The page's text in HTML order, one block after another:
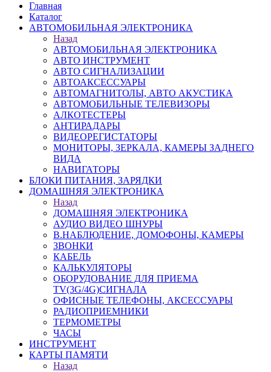
Главная
Каталог
АВТОМОБИЛЬНАЯ ЭЛЕКТРОНИКА
Назад
АВТОМОБИЛЬНАЯ ЭЛЕКТРОНИКА
АВТО ИНСТРУМЕНТ
АВТО СИГНАЛИЗАЦИИ
АВТОАКСЕССУАРЫ
АВТОМАГНИТОЛЫ, АВТО АКУСТИКА
АВТОМОБИЛЬНЫЕ ТЕЛЕВИЗОРЫ
АЛКОТЕСТЕРЫ
АНТИРАДАРЫ
ВИДЕОРЕГИСТАТОРЫ
МОНИТОРЫ, ЗЕРКАЛА, КАМЕРЫ ЗАДНЕГО
ВИДА
НАВИГАТОРЫ
БЛОКИ ПИТАНИЯ, ЗАРЯДКИ
ДОМАШНЯЯ ЭЛЕКТРОНИКА
Назад
ДОМАШНЯЯ ЭЛЕКТРОНИКА
АУДИО ВИДЕО ШНУРЫ
В.НАБЛЮДЕНИЕ, ДОМОФОНЫ, КАМЕРЫ
ЗВОНКИ
КАБЕЛЬ
КАЛЬКУЛЯТОРЫ
ОБОРУДОВАНИЕ ДЛЯ ПРИЕМА
TV(3G/4G)СИГНАЛА
ОФИСНЫЕ ТЕЛЕФОНЫ, АКСЕССУАРЫ
РАДИОПРИЕМНИКИ
ТЕРМОМЕТРЫ
ЧАСЫ
ИНСТРУМЕНТ
КАРТЫ ПАМЯТИ
Назад